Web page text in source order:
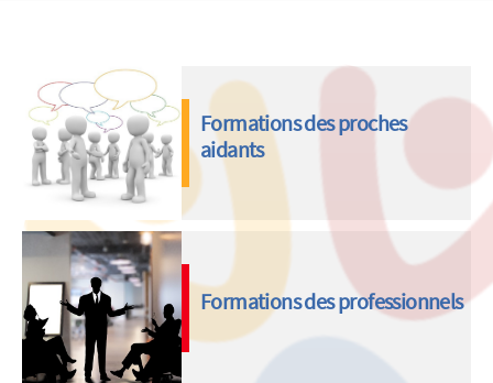
Formations des proches
aidants
Formations des professionnels